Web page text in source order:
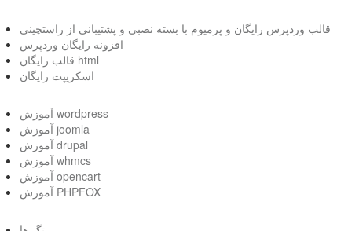
قالب وردپرس رایگان و پرمیوم با بسته نصبی و پشتیبانی از راستچینی
افزونه رایگان وردپرس
قالب رایگان html
اسکریپت رایگان
آموزش wordpress
آموزش joomla
آموزش drupal
آموزش whmcs
آموزش opencart
آموزش PHPFOX